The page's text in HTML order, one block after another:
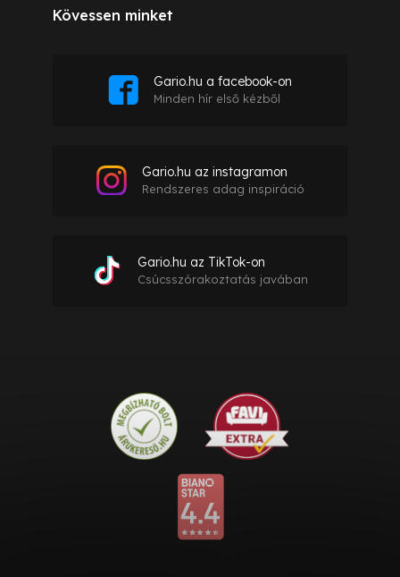
Kövessen minket
Gario.hu a facebook-on
Minden hír első kézből
Gario.hu az instagramon
Rendszeres adag inspiráció
Gario.hu az TikTok-on
Csúcsszórakoztatás javában